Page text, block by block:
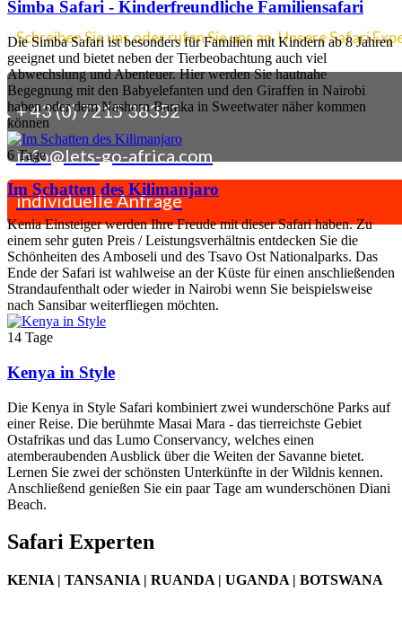
Schreiben Sie uns oder rufen Sie uns an. Unsere Safari
+ 43 (0) 7215 38352
info@lets-go-africa.com
individuelle Anfrage
Simba Safari - Kinderfreundliche Familiensafari
Die Simba Safari ist besonders für Familien mit Kindern ab 8 Jahren
geeignet und bietet neben der Tierbeobachtung auch viel
Abwechslung und Abenteuer. Hier werden Sie hautnahe
Begegnung mit den Babyelefanten und den Giraffen in Nairobi
haben oder dem Nashorn Baraka in Sweetwater näher kommen
können
6 Tage
Im Schatten des Kilimanjaro
Kenia Einsteiger werden Ihre Freude mit dieser Safari haben. Zu
einem sehr guten Preis / Leistungsverhältnis entdecken Sie die
Schönheiten des Amboseli und des Tsavo Ost Nationalparks. Das
Ende der Safari ist wahlweise an der Küste für einen anschließenden
Strandaufenthalt oder wieder in Nairobi wenn Sie beispielsweise
nach Sansibar weiterfliegen möchten.
14 Tage
Kenya in Style
Die Kenya in Style Safari kombiniert zwei wunderschöne Parks auf
einer Reise. Die berühmte Masai Mara - das tierreichste Gebiet
Ostafrikas und das Lumo Conservancy, welches einen
atemberaubenden Ausblick über die Weiten der Savanne bietet.
Lernen Sie zwei der schönsten Unterkünfte in der Wildnis kennen.
Anschließend genießen Sie ein paar Tage am wunderschönen Diani
Beach.
Safari Experten
KENIA | TANSANIA | RUANDA | UGANDA | BOTSWANA